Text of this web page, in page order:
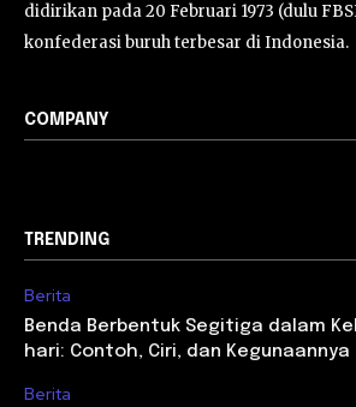
didirikan pada 20 Februari 1973 (dulu
konfederasi buruh terbesar di Indonesia.
COMPANY
TRENDING
Berita
Benda Berbentuk Segitiga dalam
hari: Contoh, Ciri, dan Kegunaannya
Berita